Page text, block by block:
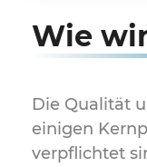
Wie
Die Qualität
einigen
verpflichtet